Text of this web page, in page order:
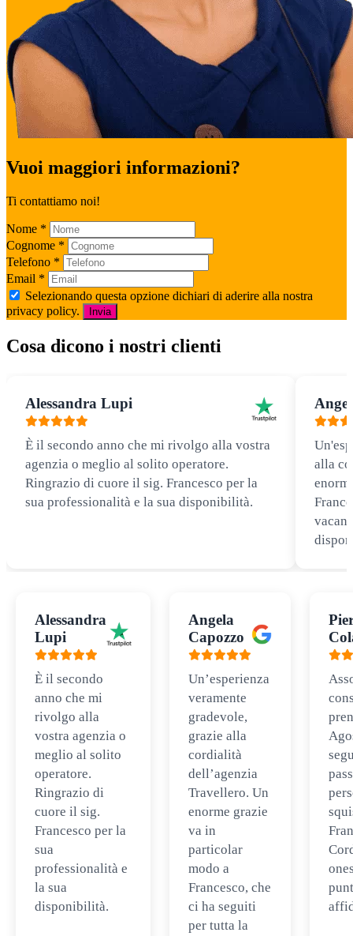
Vuoi maggiori informazioni?
Ti contattiamo noi!
Nome *
Cognome *
Telefono *
Email *
Selezionando questa opzione dichiari di aderire alla nostra
privacy policy.
Invia
Cosa dicono i nostri clienti
Alessandra Lupi
È il secondo anno che mi rivolgo alla vostra
agenzia o meglio al solito operatore.
Ringrazio di cuore il sig. Francesco per la
sua professionalità e la sua disponibilità.
alla
Alessandra
Lupi
È il secondo
anno che mi
rivolgo alla
vostra agenzia o
meglio al solito
operatore.
Ringrazio di
cuore il sig.
Francesco per la
sua
professionalità e
la sua
disponibilità.
Angela
Capozzo
Un’esperienza
veramente
gradevole,
grazie alla
cordialità
dell’agenzia
Travellero. Un
enorme grazie
va in
particolar
modo a
Francesco, che
ci ha seguiti
per tutta la